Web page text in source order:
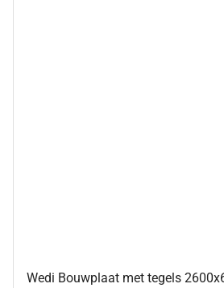
Wedi Bouwplaat met tegels